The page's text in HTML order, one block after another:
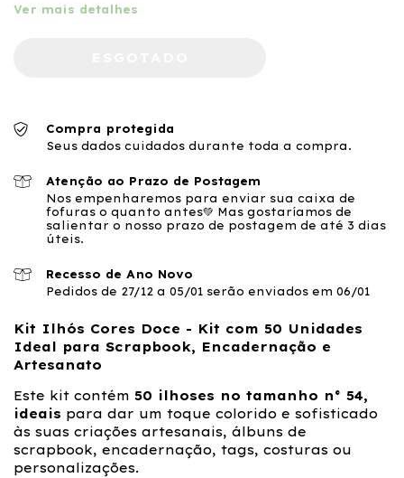
Ver mais detalhes
Compra protegida
Seus dados cuidados durante toda a compra.
Atenção ao Prazo de Postagem
Nos empenharemos para enviar sua caixa de
fofuras o quanto antes💚 Mas gostaríamos de
salientar o nosso prazo de postagem de até 3 dias
úteis.
Recesso de Ano Novo
Pedidos de 27/12 a 05/01 serão enviados em 06/01
Kit Ilhós Cores Doce - Kit com 50 Unidades
Ideal para Scrapbook, Encadernação e
Artesanato
Este kit contém 50 ilhoses no tamanho n° 54,
ideais para dar um toque colorido e sofisticado
às suas criações artesanais, álbuns de
scrapbook, encadernação, tags, costuras ou
personalizações.